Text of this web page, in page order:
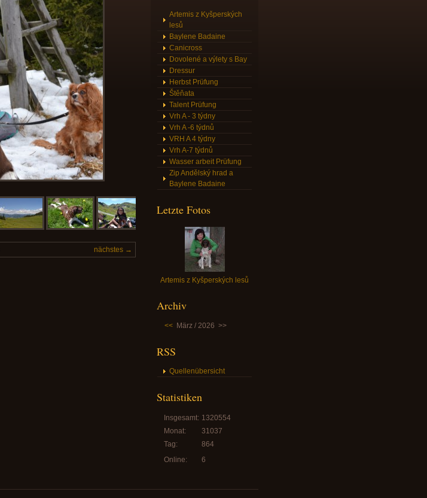
nächstes →
Artemis z Kyšperských
lesů
Baylene Badaine
Canicross
Dovolené a výlety s Bay
Dressur
Herbst Prüfung
Štěňata
Talent Prüfung
Vrh A - 3 týdny
Vrh A -6 týdnů
VRH A 4 týdny
Vrh A-7 týdnů
Wasser arbeit Prüfung
Zip Andělský hrad a
Baylene Badaine
Letzte Fotos
Artemis z Kyšperských lesů
Archiv
<< März / 2026 >>
RSS
Quellenübersicht
Statistiken
Online: 6
Insgesamt: 1320554
Monat:
31037
Tag:
864